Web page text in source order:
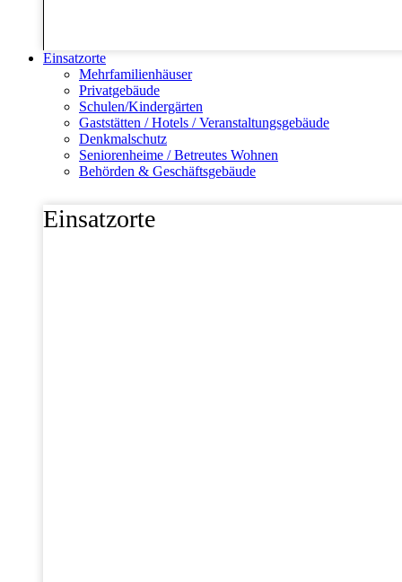
Einsatzorte
Mehrfamilienhäuser
Privatgebäude
Schulen/Kindergärten
Gaststätten / Hotels / Veranstaltungsgebäude
Denkmalschutz
Seniorenheime / Betreutes Wohnen
Behörden & Geschäftsgebäude
Einsatzorte